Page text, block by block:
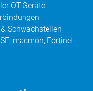
OT-Geräte
Schwachstellen
macmon, Fortinet